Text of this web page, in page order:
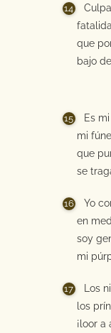
que
bajo
Es
mi
que
se
Yo
en
soy
mi
Los
los
¡loor